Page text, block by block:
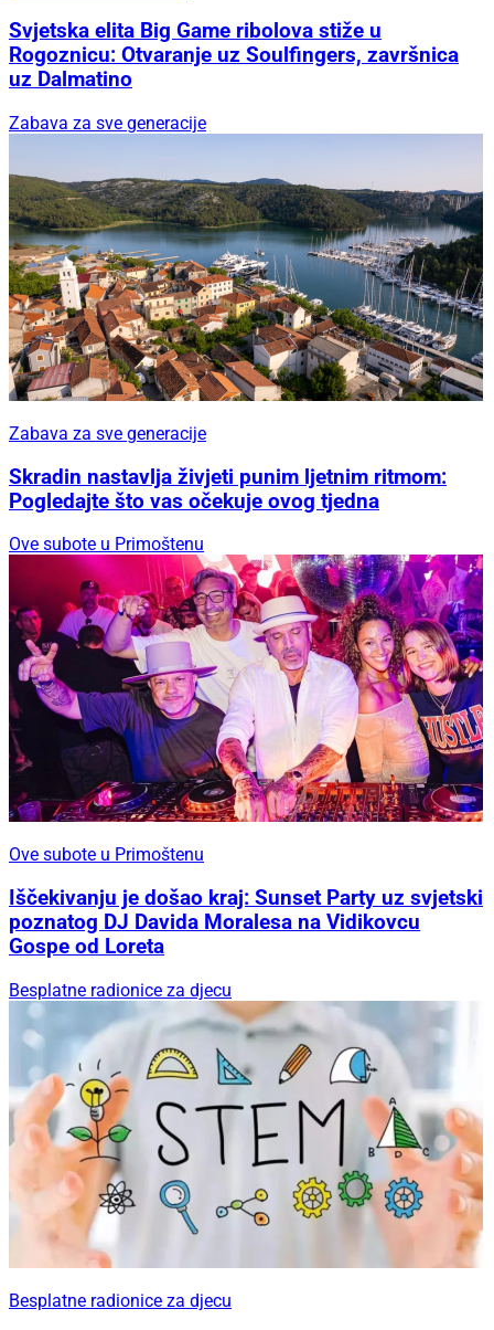
Svjetska elita Big Game ribolova stiže u
Rogoznicu: Otvaranje uz Soulfingers, završnica
uz Dalmatino
Zabava za sve generacije
Zabava za sve generacije
Skradin nastavlja živjeti punim ljetnim ritmom:
Pogledajte što vas očekuje ovog tjedna
Ove subote u Primoštenu
Ove subote u Primoštenu
Iščekivanju je došao kraj: Sunset Party uz svjetski
poznatog DJ Davida Moralesa na Vidikovcu
Gospe od Loreta
Besplatne radionice za djecu
Besplatne radionice za djecu